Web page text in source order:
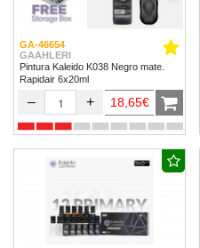
GA-46654
GAAHLERI
Pintura Kaleido K038 Negro mate.
Rapidair 6x20ml
– + 18,65€